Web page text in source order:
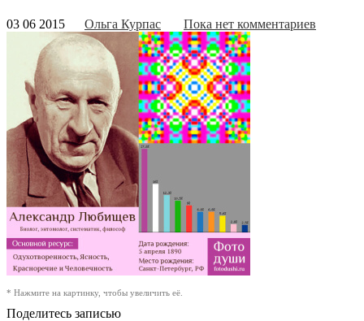
03 06 2015 Ольга Курпас Пока нет комментариев
* Нажмите на картинку, чтобы увеличить её.
Поделитесь записью